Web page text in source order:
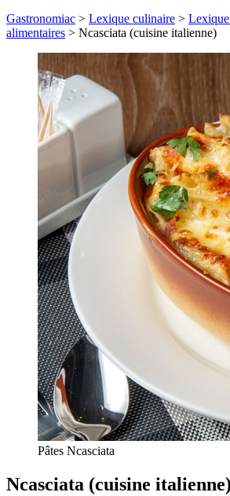
Gastronomiac > Lexique culinaire >
alimentaires > Ncasciata (cuisine italienne)
Pâtes Ncasciata
Ncasciata (cuisine italienne)